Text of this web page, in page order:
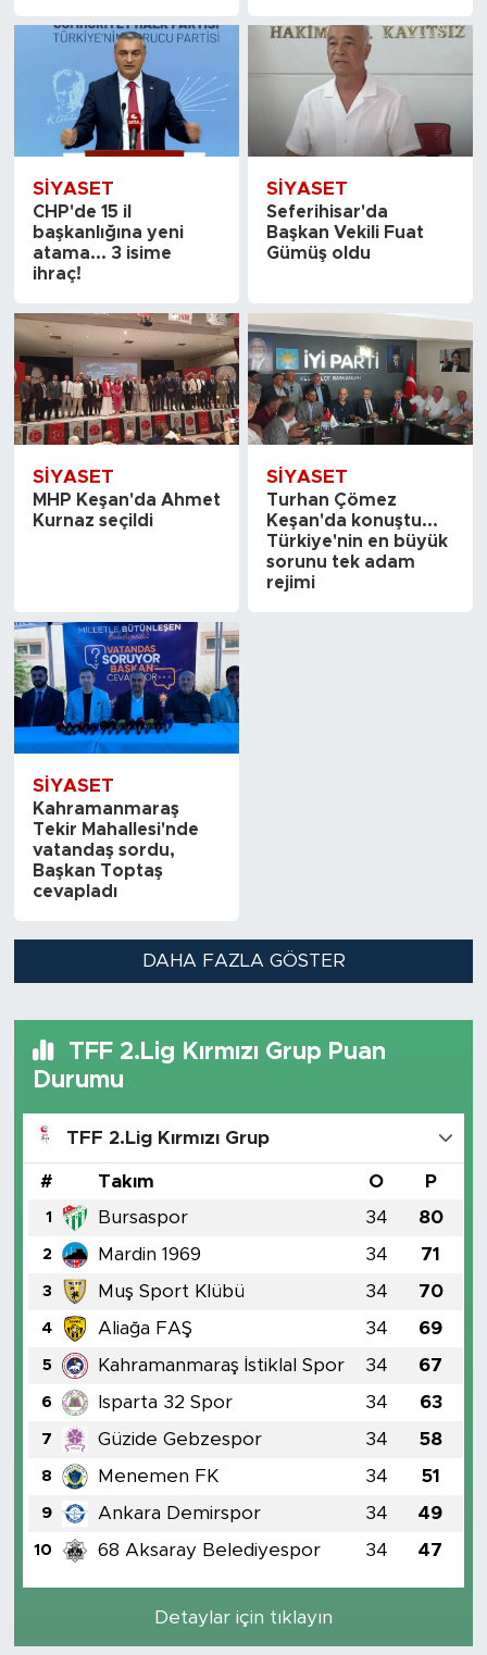
SİYASET
CHP'de 15 il
başkanlığına yeni
atama... 3 isime
ihraç!
SİYASET
Seferihisar'da
Başkan Vekili Fuat
Gümüş oldu
SİYASET
MHP Keşan'da Ahmet
Kurnaz seçildi
SİYASET
Turhan Çömez
Keşan'da konuştu...
Türkiye'nin en büyük
sorunu tek adam
rejimi
SİYASET
Kahramanmaraş
Tekir Mahallesi'nde
vatandaş sordu,
Başkan Toptaş
cevapladı
DAHA FAZLA GÖSTER
TFF 2.Lig Kırmızı Grup Puan
Durumu
TFF 2.Lig Kırmızı Grup
# Takım O P
1 Bursaspor 34 80
2 Mardin 1969 34 71
3 Muş Sport Klübü 34 70
4 Aliağa FAŞ 34 69
5 Kahramanmaraş İstiklal Spor 34 67
6 Isparta 32 Spor 34 63
7 Güzide Gebzespor 34 58
8 Menemen FK 34 51
9 Ankara Demirspor 34 49
10 68 Aksaray Belediyespor 34 47
Detaylar için tıklayın